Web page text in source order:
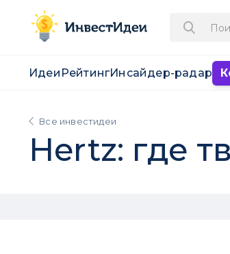
Идеи РейтингИнсайдер-радар
Все инвестидеи
Hertz: где